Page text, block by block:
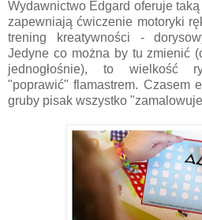
Wydawnictwo Edgard oferuje
zapewniają ćwiczenie motoryki
trening kreatywności -
Jedyne co można by tu zmienić
jednogłośnie), to wielkość
"poprawić" flamastrem. Czasem
gruby pisak wszystko